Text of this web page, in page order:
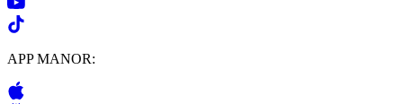
APP MANOR: